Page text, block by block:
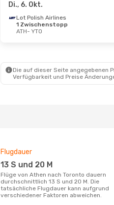
Di., 6. Okt.
Lot Polish Airlines
1 Zwischenstopp
ATH- YTO
Die auf dieser Seite angegebenen
Verfügbarkeit und Preise
Flugdauer
13 S und 20 M
Flüge von Athen nach Toronto dauern
durchschnittlich 13 S und 20 M. Die
tatsächliche Flugdauer kann aufgrund
verschiedener Faktoren abweichen.